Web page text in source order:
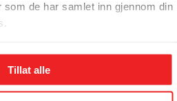
som de har samlet inn gjennom din
Tillat alle